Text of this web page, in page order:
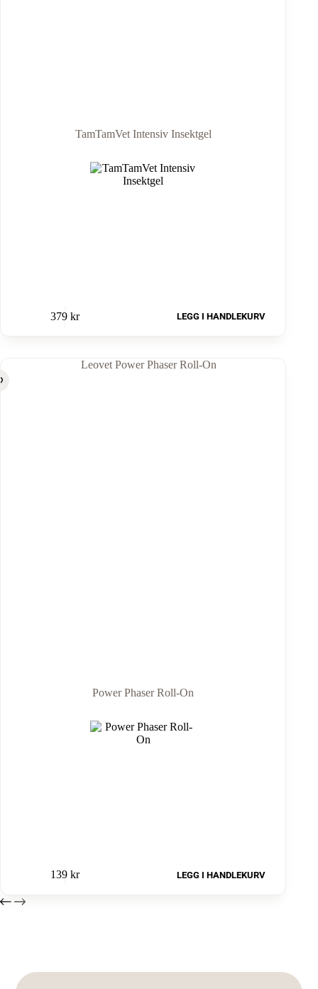
TamTamVet Intensiv Insektgel
379 kr LEGG I HANDLEKURV
Power Phaser Roll-On
139 kr LEGG I HANDLEKURV